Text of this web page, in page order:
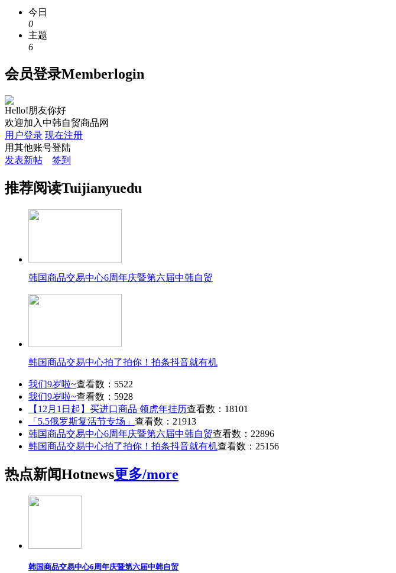
今日
0
主题
6
会员登录Memberlogin
Hello!朋友你好
欢迎加入中韩自贸商品网
用户登录 现在注册
用其他账号登陆
发表新帖
签到
推荐阅读Tuijianyuedu
韩国商品交易中心6周年庆暨第六届中韩自贸
韩国商品交易中心拍了拍你！拍条抖音就有机
我们9岁啦~查看数：5522
我们9岁啦~查看数：5928
【12月1日起】买进口商品 领虎年挂历查看数：18101
「5.5俄罗斯复活节专场」 查看数：21913
韩国商品交易中心6周年庆暨第六届中韩自贸查看数：22896
韩国商品交易中心拍了拍你！拍条抖音就有机查看数：25156
热点新闻Hotnews更多/more
韩国商品交易中心6周年庆暨第六届中韩自贸